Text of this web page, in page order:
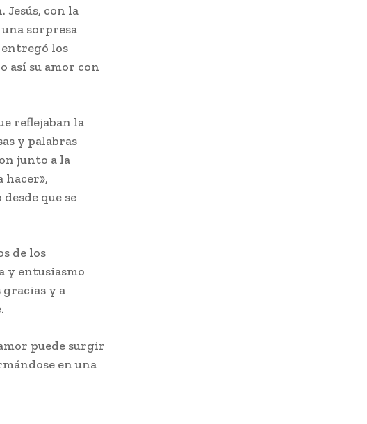
Jesús, con la
sorpresa
los
así su amor con
reflejaban la
y palabras
junto a la
hacer»,
que se
de los
y entusiasmo
gracias y a
puede surgir
en una